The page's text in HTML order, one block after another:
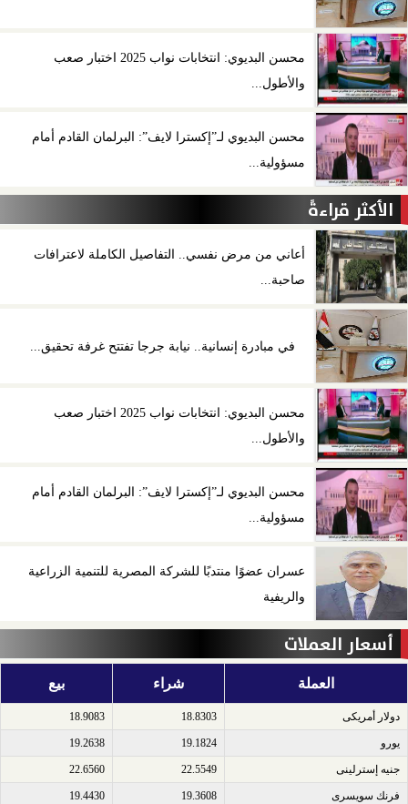
محسن البديوي: انتخابات نواب 2025 اختبار صعب
والأطول...
محسن البديوي لـ”إكسترا لايف”: البرلمان القادم أمام
مسؤولية...
الأكثر قراءةً
أعاني من مرض نفسي.. التفاصيل الكاملة لاعترافات
صاحبة...
في مبادرة إنسانية.. نيابة جرجا تفتتح غرفة تحقيق...
محسن البديوي: انتخابات نواب 2025 اختبار صعب
والأطول...
محسن البديوي لـ”إكسترا لايف”: البرلمان القادم أمام
مسؤولية...
عسران عضوًا منتدبًا للشركة المصرية للتنمية الزراعية
والريفية
أسعار العملات
العملة شراء بيع
دولار أمريكى​ 18.8303
18.9083
يورو​ 19.1824
19.2638
جنيه إسترلينى​ 22.5549
22.6560
فرنك سويسرى​ 19.3608
19.4430